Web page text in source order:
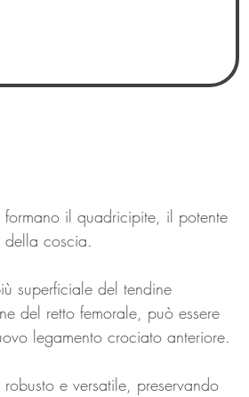
il quadricipite, il potente
della coscia.
superficiale del tendine
del retto femorale, può essere
legamento crociato anteriore.
e versatile, preservando